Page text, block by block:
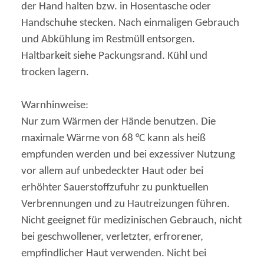
der Hand halten bzw. in Hosentasche oder
Handschuhe stecken. Nach einmaligen Gebrauch
und Abkühlung im Restmüll entsorgen.
Haltbarkeit siehe Packungsrand. Kühl und
trocken lagern.
Warnhinweise:
Nur zum Wärmen der Hände benutzen. Die
maximale Wärme von 68 °C kann als heiß
empfunden werden und bei exzessiver Nutzung
vor allem auf unbedeckter Haut oder bei
erhöhter Sauerstoffzufuhr zu punktuellen
Verbrennungen und zu Hautreizungen führen.
Nicht geeignet für medizinischen Gebrauch, nicht
bei geschwollener, verletzter, erfrorener,
empfindlicher Haut verwenden. Nicht bei